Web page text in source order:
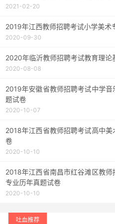
2021-02-20
2019年江西教师招聘考试小学美术
2020-09-30
2020年临沂教师招聘考试教育理论
2020-08-08
2019年安徽省教师招聘考试中学音
题试卷
2020-10-07
2018年江西省教师招聘考试高中美
卷
2020-10-10
2018年江西省南昌市红谷滩区教师
专业历年真题试卷
2020-10-10
吐血推荐